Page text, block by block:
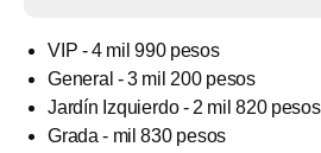
VIP - 4 mil 990 pesos
General - 3 mil 200 pesos
Jardín Izquierdo - 2 mil 820 pesos
Grada - mil 830 pesos